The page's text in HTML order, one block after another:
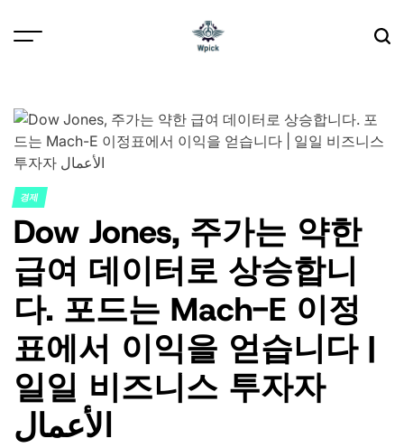
POSTED
IN
경제
Dow Jones, 주가는 약한
급여 데이터로 상승합니
다. 포드는 Mach-E 이정
표에서 이익을 얻습니다 |
일일 비즈니스 투자자
الأعمال